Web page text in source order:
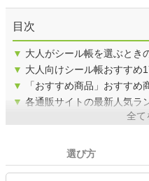
目次
▼ 大人がシール帳を選ぶとき
▼ 大人向けシール帳おすすめ
▼
「おすすめ商品」おすすめ
▼ 各通販サイトの最新人気ラ
全て
選び方